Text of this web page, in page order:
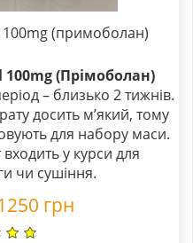
(примоболан)
(Прімоболан)
– близько 2 тижнів.
досить м’який, тому
для набору маси.
у курси для
чи сушіння.
грн